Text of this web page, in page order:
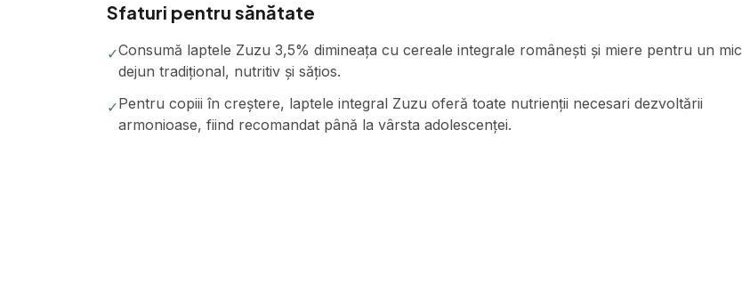
Sfaturi pentru sănătate
✓Consumă laptele Zuzu 3,5% dimineața cu cereale integrale românești și miere pentru un mic
dejun tradițional, nutritiv și sățios.
✓Pentru copiii în creștere, laptele integral Zuzu oferă toate nutrienții necesari dezvoltării
armonioase, fiind recomandat până la vârsta adolescenței.